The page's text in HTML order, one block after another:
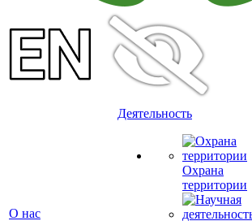
О нас
Деятельность
Охрана
территории